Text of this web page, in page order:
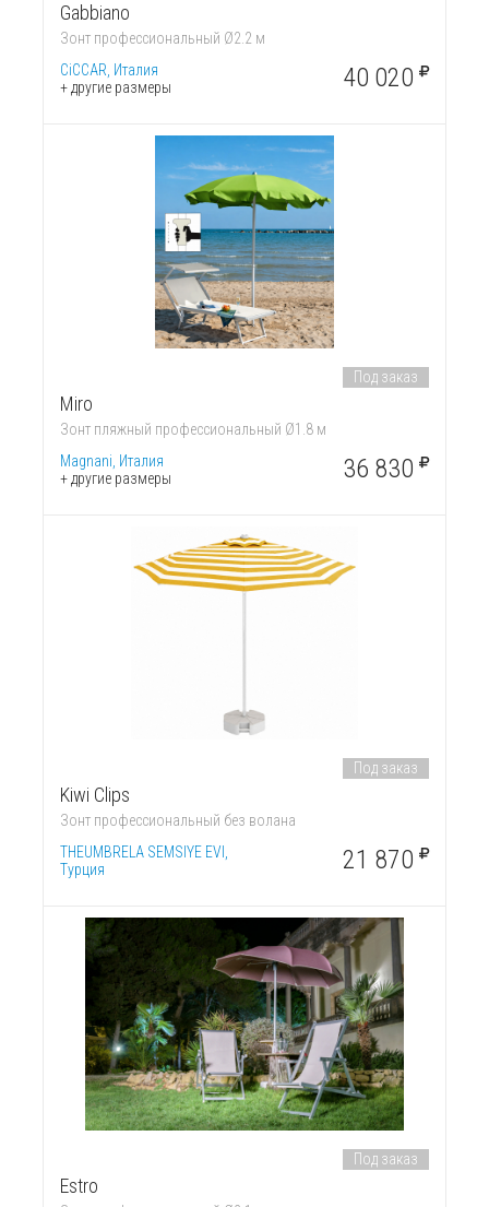
Gabbiano
Зонт профессиональный Ø2.2 м
CiCCAR, Италия
+ другие размеры
40 020
Miro
Зонт пляжный профессиональный Ø1.8 м
Magnani, Италия
+ другие размеры
Под заказ
36 830
Kiwi Clips
Зонт профессиональный без волана
THEUMBRELA SEMSIYE EVI,
Турция
Под заказ
21 870
Estro
Под заказ